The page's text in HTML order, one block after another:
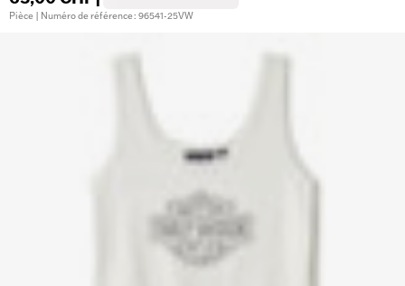
Pièce | Numéro de référence : 96541-25VW